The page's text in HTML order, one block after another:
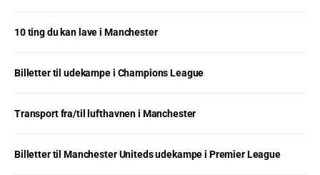
10 ting du kan lave i Manchester
Billetter til udekampe i Champions League
Transport fra/til lufthavnen i Manchester
Billetter til Manchester Uniteds udekampe i Premier League